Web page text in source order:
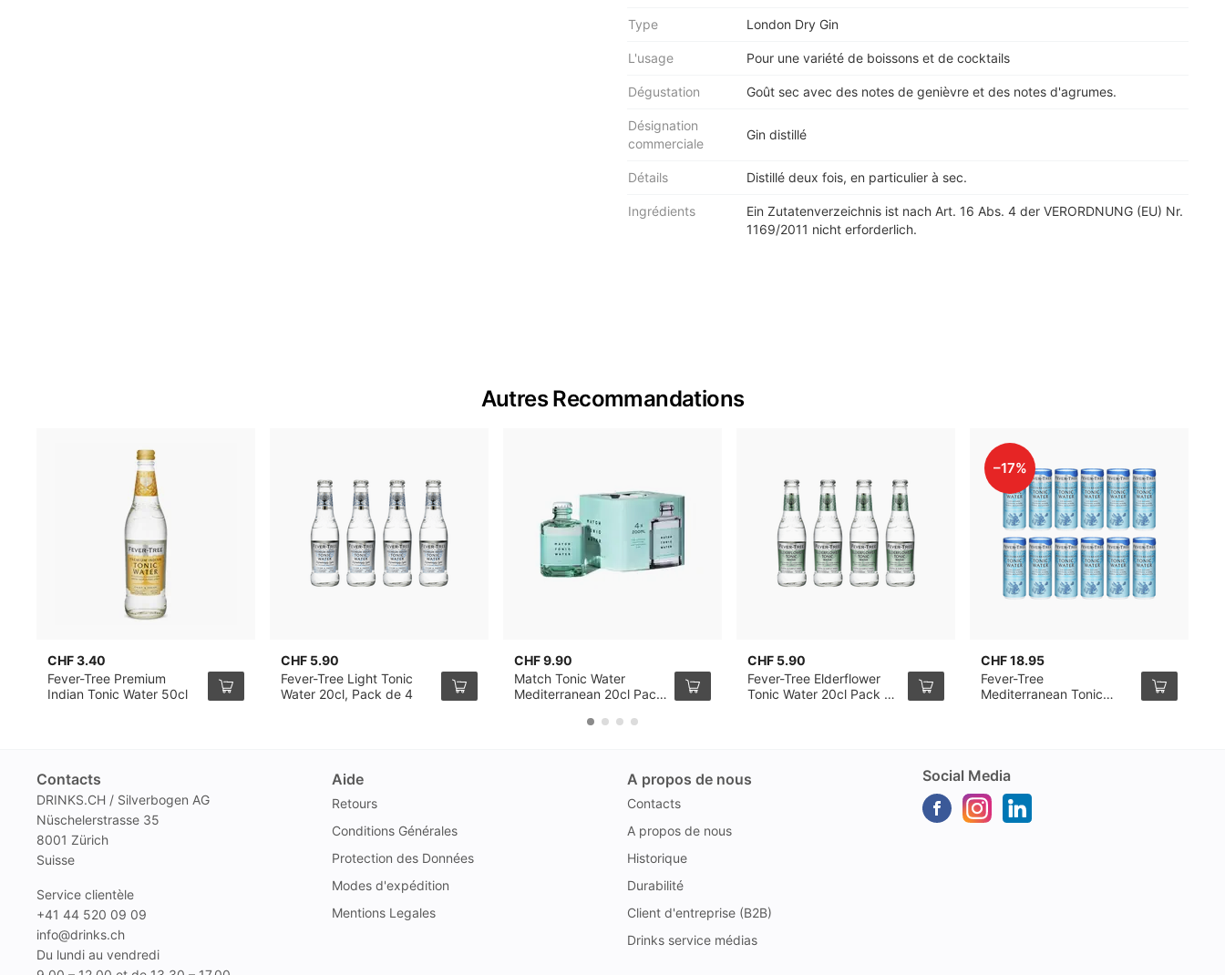
Type London Dry Gin
L'usage Pour une variété de boissons et de cocktails
Dégustation Goût sec avec des notes de genièvre et des notes d'agrumes.
Désignation
commerciale
Gin distillé
Détails Distillé deux fois, en particulier à sec.
Ingrédients
Ein Zutatenverzeichnis ist nach Art. 16 Abs. 4 der VERORDNUNG (EU) Nr.
1169/2011 nicht erforderlich.
Autres Recommandations
CHF 3.40
Fever-Tree Premium
Indian Tonic Water 50cl
CHF 5.90
Fever-Tree Light Tonic
Water 20cl, Pack de 4
CHF 9.90
Match Tonic Water
Mediterranean 20cl Pack
CHF 5.90
Fever-Tree Elderflower
Tonic Water 20cl Pack de
–17%
CHF 18.95
Fever-Tree
Mediterranean Tonic
Contacts
DRINKS.CH / Silverbogen AG
Nüschelerstrasse 35
8001 Zürich
Suisse
Service clientèle
+41 44 520 09 09
info@drinks.ch
Du lundi au vendredi
Aide
Retours
Conditions Générales
Protection des Données
Modes d'expédition
Mentions Legales
A propos de nous
Contacts
A propos de nous
Historique
Durabilité
Client d'entreprise (B2B)
Drinks service médias
Social Media